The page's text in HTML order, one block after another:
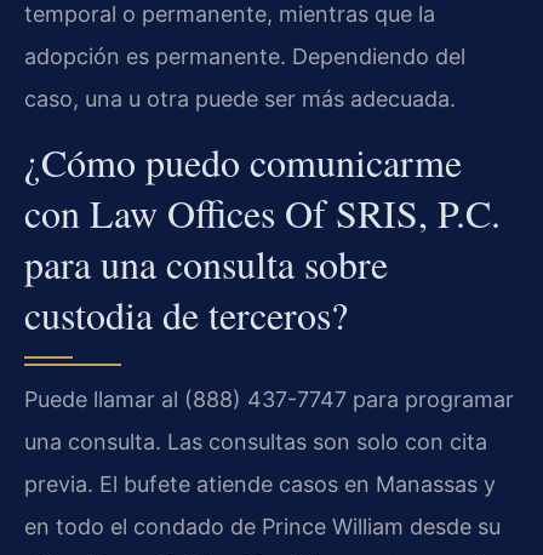
temporal o permanente, mientras que la
adopción es permanente. Dependiendo del
caso, una u otra puede ser más adecuada.
¿Cómo puedo comunicarme
con Law Offices Of SRIS, P.C.
para una consulta sobre
custodia de terceros?
Puede llamar al (888) 437-7747 para programar
una consulta. Las consultas son solo con cita
previa. El bufete atiende casos en Manassas y
en todo el condado de Prince William desde su